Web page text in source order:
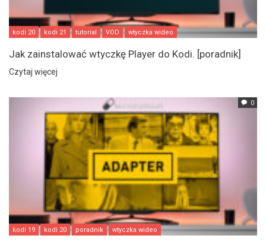
kodi 20 kodi 21 tutorial VOD wtyczka wideo
Jak zainstalować wtyczkę Player do Kodi. [poradnik]
Czytaj więcej
0
kodi 19 kodi 20 poradnik wtyczka wideo